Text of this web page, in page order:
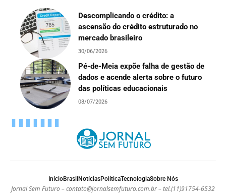
Descomplicando o crédito: a
ascensão do crédito estruturado no
mercado brasileiro
30/06/2026
Pé-de-Meia expõe falha de gestão de
dados e acende alerta sobre o futuro
das políticas educacionais
08/07/2026
InícioBrasil NotíciasPolíticaTecnologiaSobre Nós
Jornal Sem Futuro –contato@jornalsemfuturo.com.br– tel.(11)91754-6532